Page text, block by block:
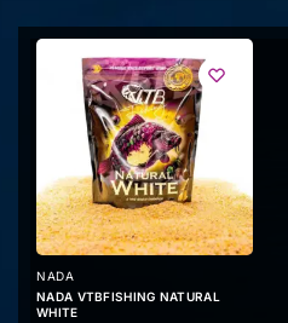
NADA
NADA VTBFISHING NATURAL
WHITE